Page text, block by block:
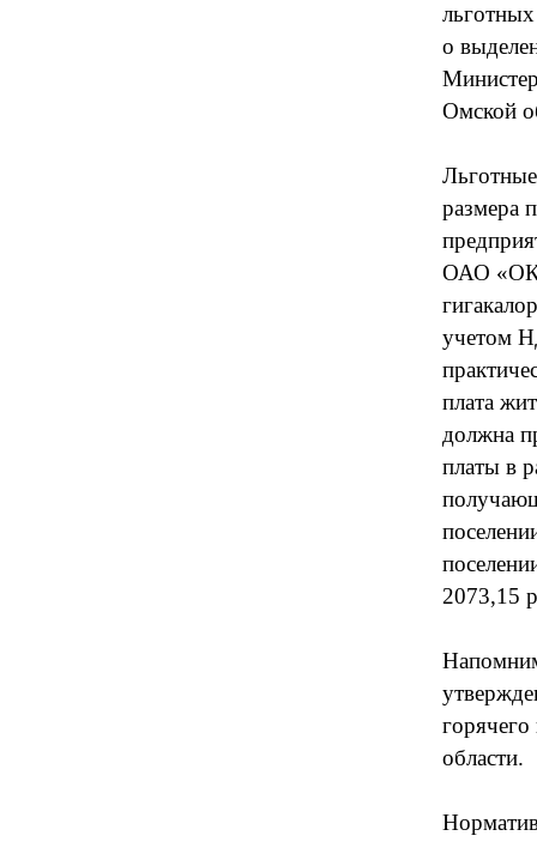
о
Омской
размера
ОАО
учетом
плата
должна
платы в
2073,15
области.